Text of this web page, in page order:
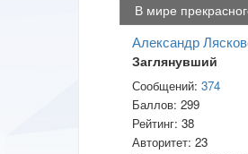
В мире
Александр
Заглянувший
Сообщений: 374
Баллов: 299
Рейтинг: 38
Авторитет: 23